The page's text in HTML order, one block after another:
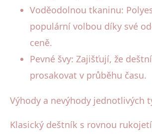
Voděodolnou tkaninu:
populární volbou díky své
ceně.
Pevné švy: Zajišťují, že
prosakovat v průběhu času.
Výhody a nevýhody jednotlivých
Klasický deštník s rovnou